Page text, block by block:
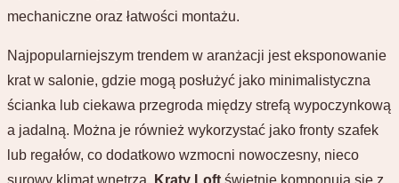
mechaniczne oraz łatwości montażu.
Najpopularniejszym trendem w aranżacji jest eksponowanie
krat w salonie, gdzie mogą posłużyć jako minimalistyczna
ścianka lub ciekawa przegroda między strefą wypoczynkową
a jadalną. Można je również wykorzystać jako fronty szafek
lub regałów, co dodatkowo wzmocni nowoczesny, nieco
surowy klimat wnętrza. Kraty Loft świetnie komponują się z